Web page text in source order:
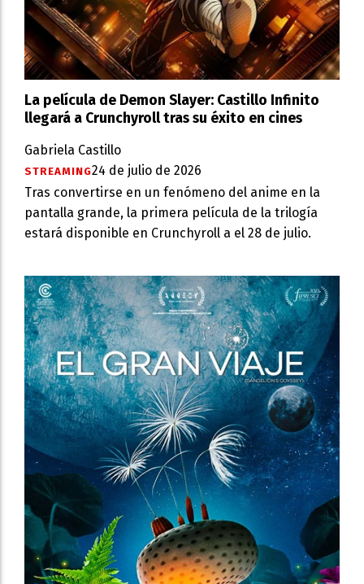
La película de Demon Slayer: Castillo Infinito
llegará a Crunchyroll tras su éxito en cines
Gabriela Castillo
STREAMING24 de julio de 2026
Tras convertirse en un fenómeno del anime en la
pantalla grande, la primera película de la trilogía
estará disponible en Crunchyroll a el 28 de julio.